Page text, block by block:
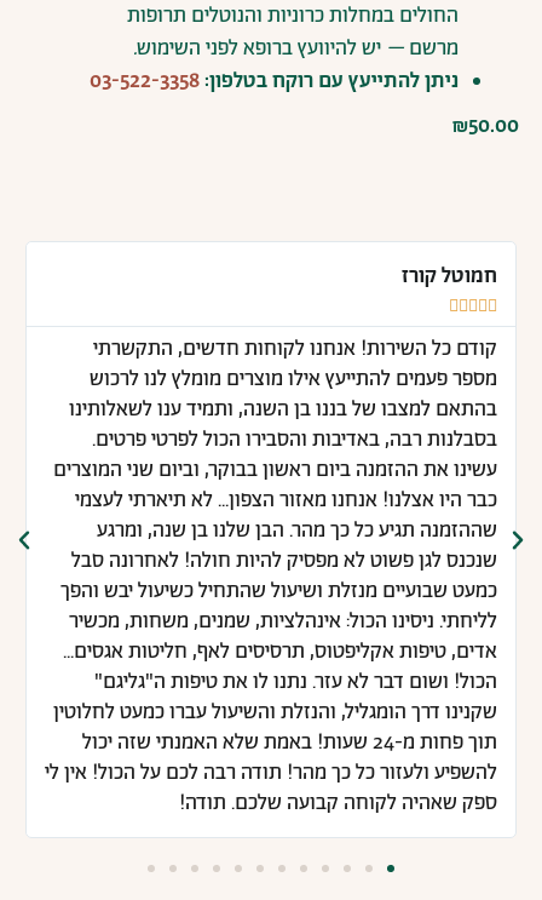
החולים במחלותכרוניות והנוטלים תרופות
מרשם – ישלהיוועץברופאלפני השימוש.
ניתןלהתייעץ עם רוקחבטלפון:03-522-3358
₪50.00
חמוטל קורז





קודם כל השירות! אנחנו לקוחות חדשים, התקשרתי
מספר פעמים להתייעץ אילו מוצרים מומלץ לנו לרכוש
בהתאם למצבו של בננו בן השנה, ותמיד ענו לשאלותינו
בסבלנות רבה, באדיבות והסבירו הכול לפרטי פרטים.
עשינו את ההזמנה ביום ראשון בבוקר, וביום שני המוצרים
כבר היו אצלנו! אנחנו מאזור הצפון... לא תיארתי לעצמי
שההזמנה תגיע כל כך מהר. הבן שלנו בן שנה, ומרגע
שנכנס לגן פשוט לא מפסיק להיות חולה! לאחרונה סבל
כמעט שבועיים מנזלת ושיעול שהתחיל כשיעול יבש והפך
לליחתי. ניסינו הכול: אינהלציות, שמנים, משחות, מכשיר
אדים, טיפות אקליפטוס, תרסיסים לאף, חליטות אגסים...
הכול! ושום דבר לא עזר. נתנו לו את טיפות ה"גליגם"
שקנינו דרך הומגליל, והנזלת והשיעול עברו כמעט לחלוטין
תוך פחות מ-24 שעות! באמת שלא האמנתי שזה יכול
להשפיע ולעזור כל כך מהר! תודה רבה לכם על הכול! אין לי
ספק שאהיה לקוחה קבועה שלכם. תודה!